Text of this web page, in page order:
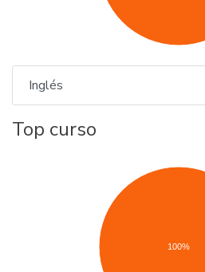
Inglés
Top curso
100%